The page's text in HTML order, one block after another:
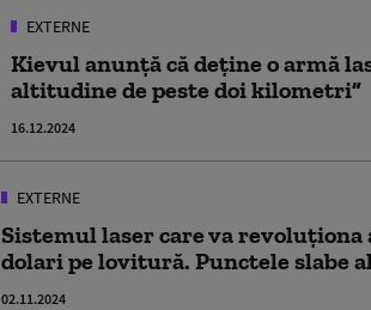
EXTERNE
Kievul anunță că deține o armă
altitudine de peste doi kilometri”
16.12.2024
EXTERNE
Sistemul laser care va revoluționa
dolari pe lovitură. Punctele slabe
02.11.2024